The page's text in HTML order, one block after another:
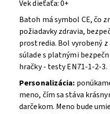
Vek dieťaťa: 0+
Batoh má symbol CE, čo
požiadavky zdravia,
prostredia. Bol vyrobený
súlade s platnými
hračky - testy EN71-1-2-3.
Personalizácia:
meno, čím sa stáva
darčekom. Meno bude